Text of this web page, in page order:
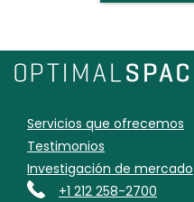
Servicios que ofrecemos
Testimonios
Investigación de mercado
+1 212 258-2700